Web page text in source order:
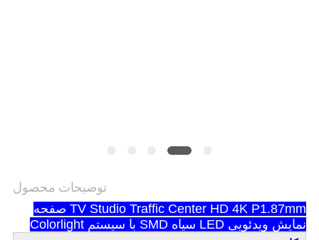
توضیحات محصول
TV Studio Traffic Center HD 4K P1.87mm صفحه
نمایش ویدئویی LED سیاه SMD با سیستم Colorlight